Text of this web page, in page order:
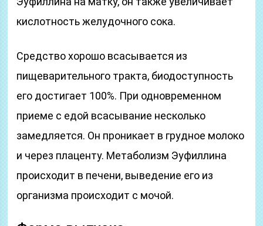
кислотность желудочного сока.
Средство хорошо всасывается из
пищеварительного тракта, биодоступность
его достигает 100%. При одновременном
приеме с едой всасывание несколько
замедляется. Он проникает в грудное молоко
и через плаценту. Метаболизм Эуфиллина
происходит в печени, выведение его из
организма происходит с мочой.